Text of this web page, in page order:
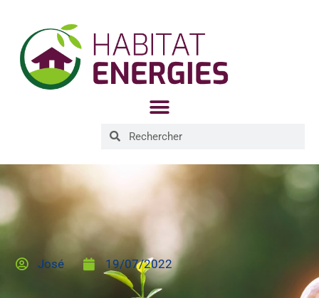
José 19/07/2022